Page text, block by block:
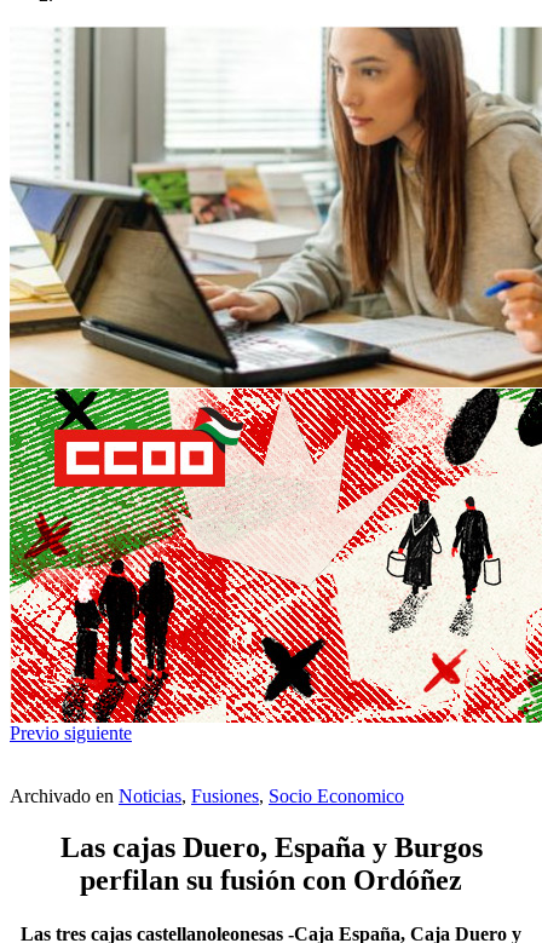
Previo siguiente
Archivado en Noticias, Fusiones, Socio Economico
Las cajas Duero, España y Burgos
perfilan su fusión con Ordóñez
Las tres cajas castellanoleonesas -Caja España, Caja Duero y